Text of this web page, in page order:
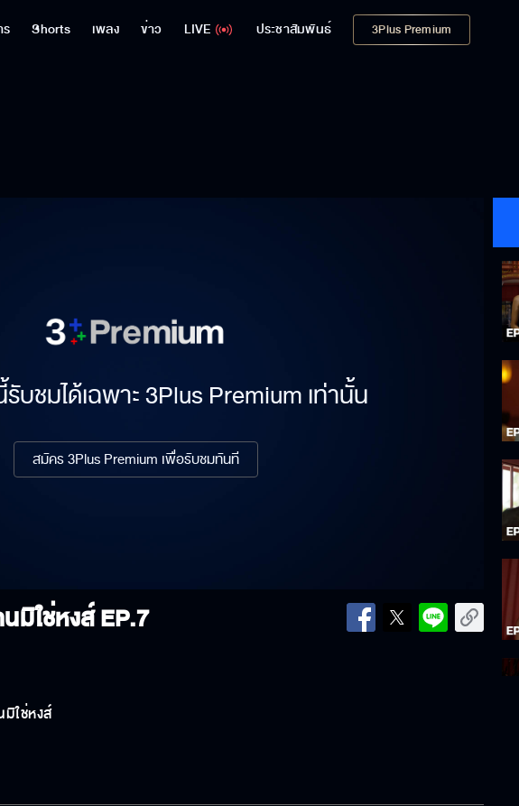
Shorts เพลง ข่าว LIVE ประชาสัมพันธ์ 3Plus Premium
บชมได้เฉพาะ 3Plus Premium เท่านั้น
สมัคร 3Plus Premium เพื่อรับชมทันที
มิใช่หงส์EP.7
ใช่หงส์